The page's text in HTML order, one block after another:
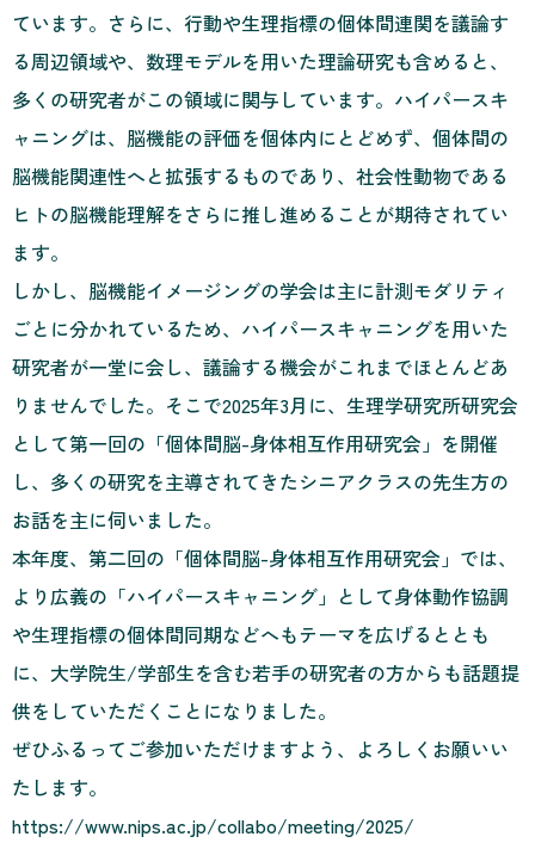
ています。さらに、行動や生理指標の個体間連関を議論す
る周辺領域や、数理モデルを用いた理論研究も含めると、
多くの研究者がこの領域に関与しています。ハイパースキ
ャニングは、脳機能の評価を個体内にとどめず、個体間の
脳機能関連性へと拡張するものであり、社会性動物である
ヒトの脳機能理解をさらに推し進めることが期待されてい
ます。
しかし、脳機能イメージングの学会は主に計測モダリティ
ごとに分かれているため、ハイパースキャニングを用いた
研究者が一堂に会し、議論する機会がこれまでほとんどあ
りませんでした。そこで2025年3月に、生理学研究所研究会
として第一回の「個体間脳-身体相互作用研究会」を開催
し、多くの研究を主導されてきたシニアクラスの先生方の
お話を主に伺いました。
本年度、第二回の「個体間脳-身体相互作用研究会」では、
より広義の「ハイパースキャニング」として身体動作協調
や生理指標の個体間同期などへもテーマを広げるととも
に、大学院生/学部生を含む若手の研究者の方からも話題提
供をしていただくことになりました。
ぜひふるってご参加いただけますよう、よろしくお願いい
たします。
https://www.nips.ac.jp/collabo/meeting/2025/